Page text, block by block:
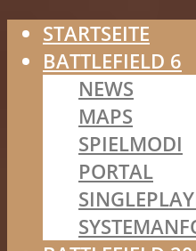
STARTSEITE
BATTLEFIELD 6
NEWS
MAPS
SPIELMODI
PORTAL